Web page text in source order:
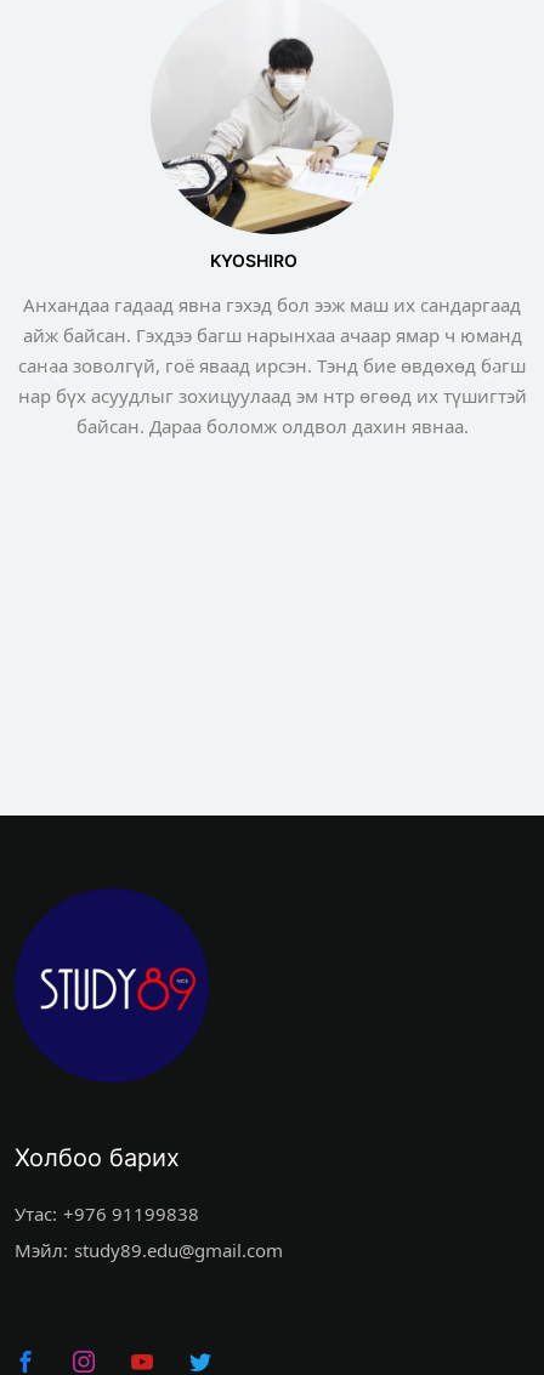
KYOSHIRO
Анхандаа гадаад явна гэхэд бол ээж маш их сандаргаад
айж байсан. Гэхдээ багш нарынхаа ачаар ямар ч юманд
санаа зоволгүй, гоё яваад ирсэн. Тэнд бие өвдөхөд багш
нар бүх асуудлыг зохицуулаад эм нтр өгөөд их түшигтэй
байсан. Дараа боломж олдвол дахин явнаа.
Холбоо барих
Утас: +976 91199838
Мэйл: study89.edu@gmail.com